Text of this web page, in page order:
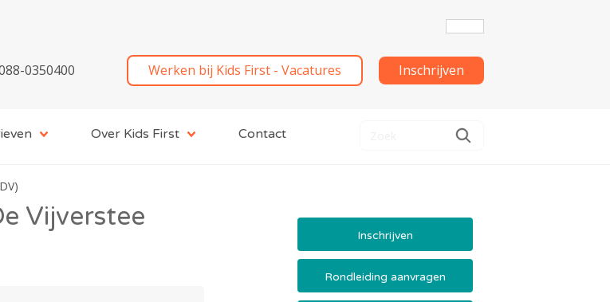
0350400 Werken bij Kids First - Vacatures Inschrijven
Over Kids First Contact
Vijverstee
Inschrijven
Rondleiding aanvragen